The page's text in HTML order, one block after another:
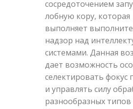
сосредоточением
лобную кору, которая
выполняет
надзор над
системами. Данная
дает возможность
селектировать фокус
и управлять силу
разнообразных типов